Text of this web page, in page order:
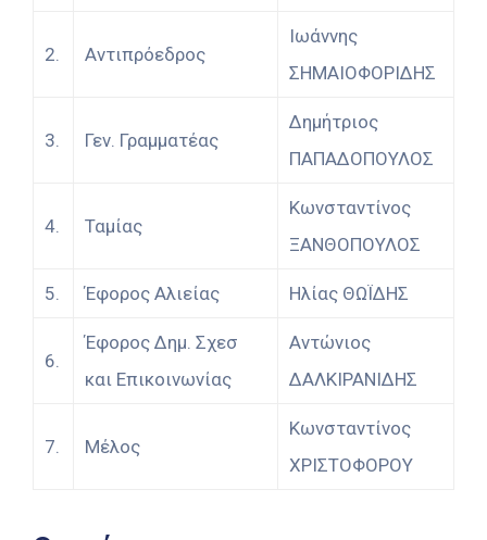
2. Αντιπρόεδρος
Ιωάννης
ΣΗΜΑΙΟΦΟΡΙΔΗΣ
3. Γεν. Γραμματέας
Δημήτριος
ΠΑΠΑΔΟΠΟΥΛΟΣ
4. Ταμίας
Κωνσταντίνος
ΞΑΝΘΟΠΟΥΛΟΣ
5. Έφορος Αλιείας Ηλίας ΘΩΪΔΗΣ
6.
Έφορος Δημ. Σχεσ
και Επικοινωνίας
Αντώνιος
ΔΑΛΚΙΡΑΝΙΔΗΣ
7. Μέλος
Κωνσταντίνος
ΧΡΙΣΤΟΦΟΡΟΥ